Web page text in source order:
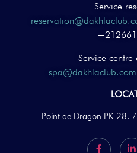
Service
Service
spa@dakhlaclub.com
Point de Dragon PK 28.